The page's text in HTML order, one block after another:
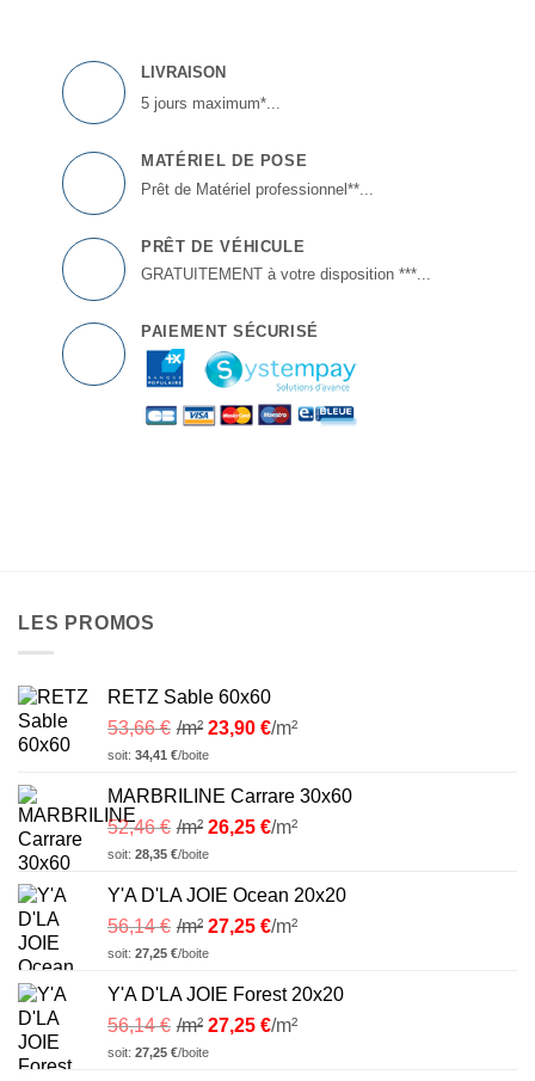
LIVRAISON
5 jours maximum*...
MATÉRIEL DE POSE
Prêt de Matériel professionnel**...
PRÊT DE VÉHICULE
GRATUITEMENT à votre disposition ***...
PAIEMENT SÉCURISÉ
LES PROMOS
RETZ Sable 60x60
53,66€ /m² 23,90 €/m²
soit: 34,41 €/boite
MARBRILINE Carrare 30x60
52,46€ /m² 26,25 €/m²
soit: 28,35 €/boite
Y'A D'LA JOIE Ocean 20x20
56,14€ /m² 27,25 €/m²
soit: 27,25 €/boite
Y'A D'LA JOIE Forest 20x20
56,14€ /m² 27,25 €/m²
soit: 27,25 €/boite